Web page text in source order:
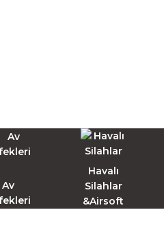
Av
Havalı
Silahlar
&Airsoft